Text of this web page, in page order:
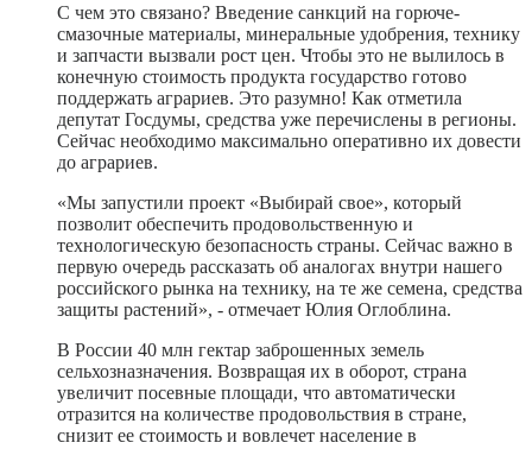
С чем это связано? Введение санкций на горюче-
смазочные материалы, минеральные удобрения, технику
и запчасти вызвали рост цен. Чтобы это не вылилось в
конечную стоимость продукта государство готово
поддержать аграриев. Это разумно! Как отметила
депутат Госдумы, средства уже перечислены в регионы.
Сейчас необходимо максимально оперативно их довести
до аграриев.
«Мы запустили проект «Выбирай свое», который
позволит обеспечить продовольственную и
технологическую безопасность страны. Сейчас важно в
первую очередь рассказать об аналогах внутри нашего
российского рынка на технику, на те же семена, средства
защиты растений», - отмечает Юлия Оглоблина.
В России 40 млн гектар заброшенных земель
сельхозназначения. Возвращая их в оборот, страна
увеличит посевные площади, что автоматически
отразится на количестве продовольствия в стране,
снизит ее стоимость и вовлечет население в